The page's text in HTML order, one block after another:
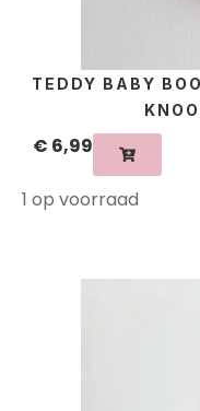
TEDDY BABY
€ 6,99
1 op voorraad